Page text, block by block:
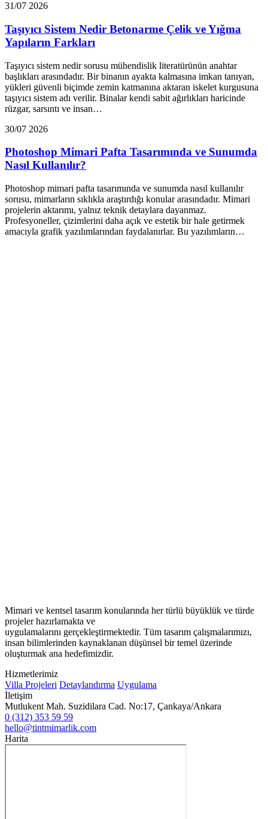
31/07 2026
Taşıyıcı Sistem Nedir Betonarme Çelik ve Yığma
Yapıların Farkları
Taşıyıcı sistem nedir sorusu mühendislik literatürünün anahtar
başlıkları arasındadır. Bir binanın ayakta kalmasına imkan tanıyan,
yükleri güvenli biçimde zemin katmanına aktaran iskelet kurgusuna
taşıyıcı sistem adı verilir. Binalar kendi sabit ağırlıkları haricinde
rüzgar, sarsıntı ve insan…
30/07 2026
Photoshop Mimari Pafta Tasarımında ve Sunumda
Nasıl Kullanılır?
Photoshop mimari pafta tasarımında ve sunumda nasıl kullanılır
sorusu, mimarların sıklıkla araştırdığı konular arasındadır. Mimari
projelerin aktarımı, yalnız teknik detaylara dayanmaz.
Profesyoneller, çizimlerini daha açık ve estetik bir hale getirmek
amacıyla grafik yazılımlarından faydalanırlar. Bu yazılımların…
Mimari ve kentsel tasarım konularında her türlü büyüklük ve türde
projeler hazırlamakta ve
uygulamalarını gerçekleştirmektedir. Tüm tasarım çalışmalarımızı,
insan bilimlerinden kaynaklanan düşünsel bir temel üzerinde
oluşturmak ana hedefimizdir.
Hizmetlerimiz
Villa Projeleri Detaylandırma Uygulama
İletişim
Mutlukent Mah. Suzidilara Cad. No:17, Çankaya/Ankara
0 (312) 353 59 59
hello@tintmimarlik.com
Harita